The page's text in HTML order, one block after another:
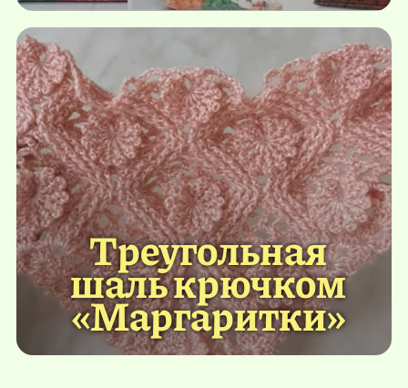
Треугольная
шаль крючком
«Маргаритки»